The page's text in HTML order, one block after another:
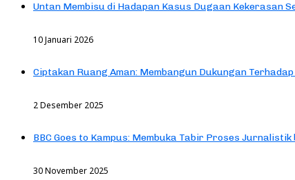
Untan Membisu di Hadapan Kasus Dugaan Kekerasan
10 Januari 2026
Ciptakan Ruang Aman: Membangun Dukungan
2 Desember 2025
BBC Goes to Kampus: Membuka Tabir Proses
30 November 2025